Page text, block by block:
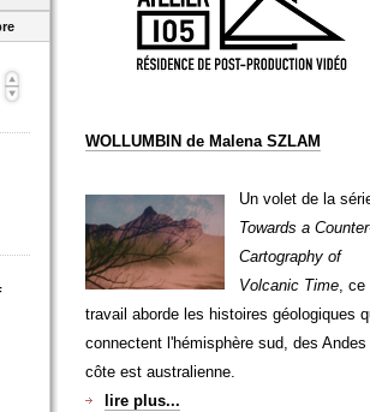
WOLLUMBIN de Malena SZLAM
Un volet de la
Towards a
Cartography of
Volcanic Time, ce
travail aborde les histoires géologiques
connectent l'hémisphère sud, des Andes
côte est australienne.
lire plus...